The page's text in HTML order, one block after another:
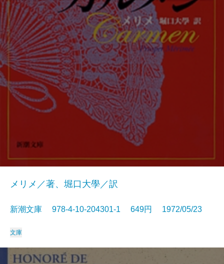
メリメ／著、堀口大學／訳
新潮文庫 978-4-10-204301-1 649円 1972/05/23
文庫